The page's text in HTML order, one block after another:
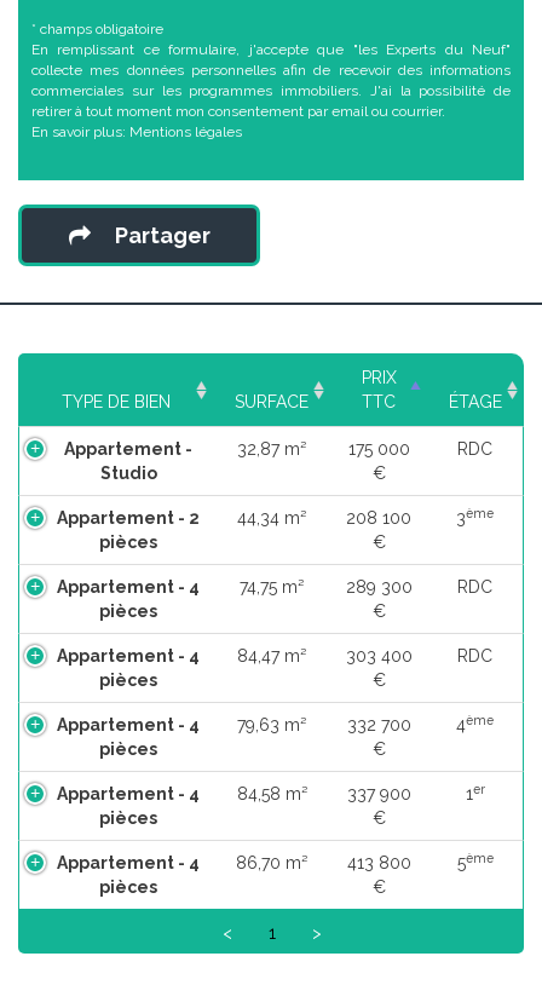
* champs obligatoire
En remplissant ce formulaire, j'accepte que "les Experts du Neuf"
collecte mes données personnelles afin de recevoir des informations
commerciales sur les programmes immobiliers. J'ai la possibilité de
retirer à tout moment mon consentement par email ou courrier.
En savoir plus: Mentions légales
Partager
TYPE DE BIEN SURFACE
PRIX
TTC
ÉTAGE
Appartement -
Studio
32,87 m²
175 000
€
RDC
Appartement - 2
pièces
44,34 m²
208 100
€
3ème
Appartement - 4
pièces
74,75 m²
289 300
€
RDC
Appartement - 4
pièces
84,47 m²
303 400
€
RDC
Appartement - 4
pièces
79,63 m²
332 700
€
4ème
Appartement - 4
pièces
84,58 m²
337 900
€
1er
Appartement - 4
pièces
86,70 m²
413 800
€
5ème
< 1 >